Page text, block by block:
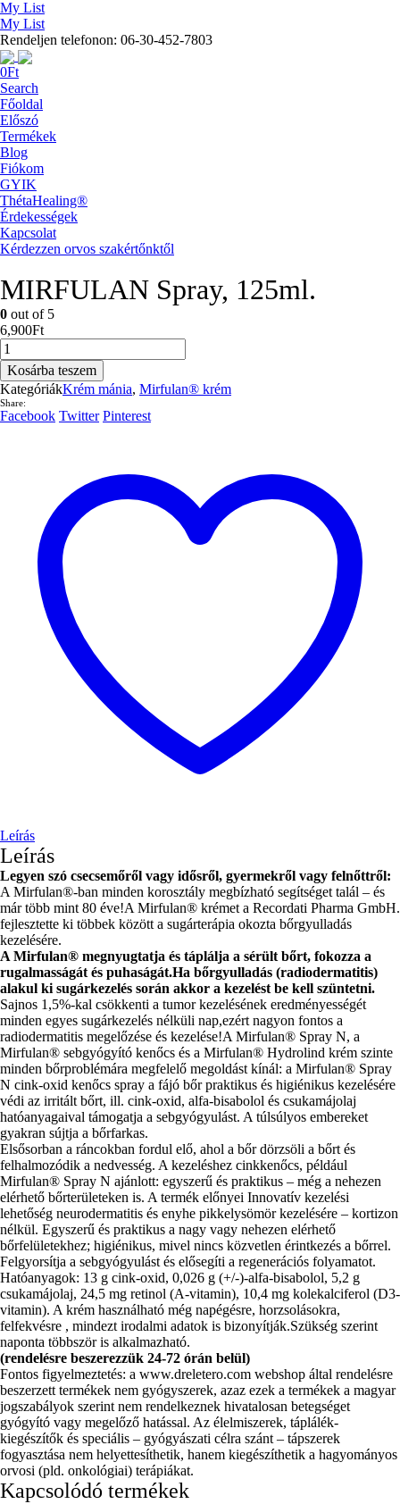
My List
My List
Rendeljen telefonon: 06-30-452-7803
0Ft
Search
Főoldal
Előszó
Termékek
Blog
Fiókom
GYIK
ThétaHealing®
Érdekességek
Kapcsolat
Kérdezzen orvos szakértőnktől
MIRFULAN Spray, 125ml.
0 out of 5
6,900Ft
MIRFULAN
Spray,
125ml.
mennyiség
Kosárba teszem
KategóriákKrém mánia, Mirfulan® krém
Share:
Facebook Twitter Pinterest
Leírás
Leírás
Legyen szó csecsemőről vagy idősről, gyermekről vagy felnőttről:
A Mirfulan®-ban minden korosztály megbízható segítséget talál – és
már több mint 80 éve!A Mirfulan® krémet a Recordati Pharma GmbH.
fejlesztette ki többek között a sugárterápia okozta bőrgyulladás
kezelésére.
A Mirfulan® megnyugtatja és táplálja a sérült bőrt, fokozza a
rugalmasságát és puhaságát.Ha bőrgyulladás (radiodermatitis)
alakul ki sugárkezelés során akkor a kezelést be kell szüntetni.
Sajnos 1,5%-kal csökkenti a tumor kezelésének eredményességét
minden egyes sugárkezelés nélküli nap,ezért nagyon fontos a
radiodermatitis megelőzése és kezelése!A Mirfulan® Spray N, a
Mirfulan® sebgyógyító kenőcs és a Mirfulan® Hydrolind krém szinte
minden bőrproblémára megfelelő megoldást kínál: a Mirfulan® Spray
N cink-oxid kenőcs spray a fájó bőr praktikus és higiénikus kezelésére
védi az irritált bőrt, ill. cink-oxid, alfa-bisabolol és csukamájolaj
hatóanyagaival támogatja a sebgyógyulást. A túlsúlyos embereket
gyakran sújtja a bőrfarkas.
Elsősorban a ráncokban fordul elő, ahol a bőr dörzsöli a bőrt és
felhalmozódik a nedvesség. A kezeléshez cinkkenőcs, például
Mirfulan® Spray N ajánlott: egyszerű és praktikus – még a nehezen
elérhető bőrterületeken is. A termék előnyei Innovatív kezelési
lehetőség neurodermatitis és enyhe pikkelysömör kezelésére – kortizon
nélkül. Egyszerű és praktikus a nagy vagy nehezen elérhető
bőrfelületekhez; higiénikus, mivel nincs közvetlen érintkezés a bőrrel.
Felgyorsítja a sebgyógyulást és elősegíti a regenerációs folyamatot.
Hatóanyagok: 13 g cink-oxid, 0,026 g (+/-)-alfa-bisabolol, 5,2 g
csukamájolaj, 24,5 mg retinol (A-vitamin), 10,4 mg kolekalciferol (D3-
vitamin). A krém használható még napégésre, horzsolásokra,
felfekvésre , mindezt irodalmi adatok is bizonyítják.Szükség szerint
naponta többször is alkalmazható.
(rendelésre beszerezzük 24-72 órán belül)
Fontos figyelmeztetés: a www.dreletero.com webshop által rendelésre
beszerzett termékek nem gyógyszerek, azaz ezek a termékek a magyar
jogszabályok szerint nem rendelkeznek hivatalosan betegséget
gyógyító vagy megelőző hatással. Az élelmiszerek, táplálék-
kiegészítők és speciális – gyógyászati célra szánt – tápszerek
fogyasztása nem helyettesíthetik, hanem kiegészíthetik a hagyományos
orvosi (pld. onkológiai) terápiákat.
Kapcsolódó termékek